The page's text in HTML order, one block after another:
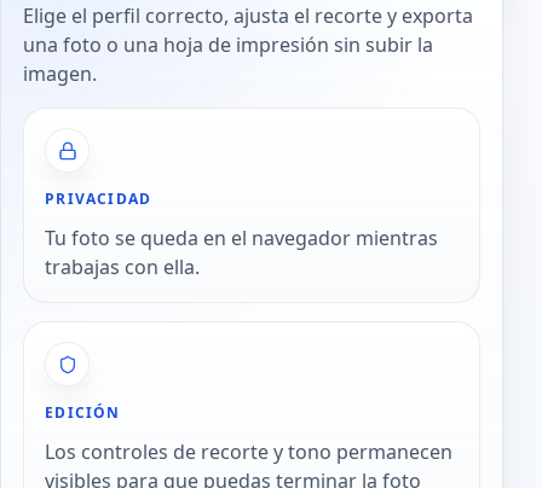
Elige el perfil correcto, ajusta el recorte y exporta
una foto o una hoja de impresión sin subir la
imagen.
PRIVACIDAD
Tu foto se queda en el navegador mientras
trabajas con ella.
EDICIÓN
Los controles de recorte y tono permanecen
visibles para que puedas terminar la foto